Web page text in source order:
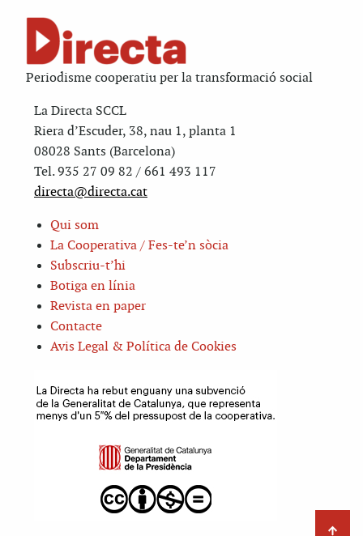
Periodisme cooperatiu per la transformació social
La Directa SCCL
Riera d’Escuder, 38, nau 1, planta 1
08028 Sants (Barcelona)
Tel. 935 27 09 82 / 661 493 117
directa@directa.cat
Qui som
La Cooperativa / Fes-te’n sòcia
Subscriu-t’hi
Botiga en línia
Revista en paper
Contacte
Avis Legal & Política de Cookies